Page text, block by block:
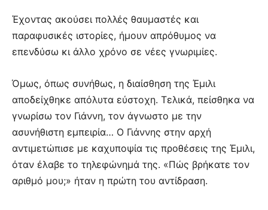
Έχοντας ακούσει πολλές θαυμαστές και
παραφυσικές ιστορίες, ήμουν απρόθυμος να
επενδύσω κι άλλο χρόνο σε νέες γνωριμίες.
Όμως, όπως συνήθως, η διαίσθηση της Έμιλι
αποδείχθηκε απόλυτα εύστοχη. Τελικά, πείσθηκα να
γνωρίσω τον Γιάννη, τον άγνωστο με την
ασυνήθιστη εμπειρία… Ο Γιάννης στην αρχή
αντιμετώπισε με καχυποψία τις προθέσεις της Έμιλι,
όταν έλαβε το τηλεφώνημά της. «Πώς βρήκατε τον
αριθμό μου;» ήταν η πρώτη του αντίδραση.